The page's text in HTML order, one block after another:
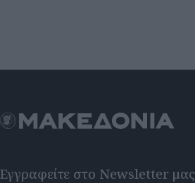
Εγγραφείτε στο Newsletter μας